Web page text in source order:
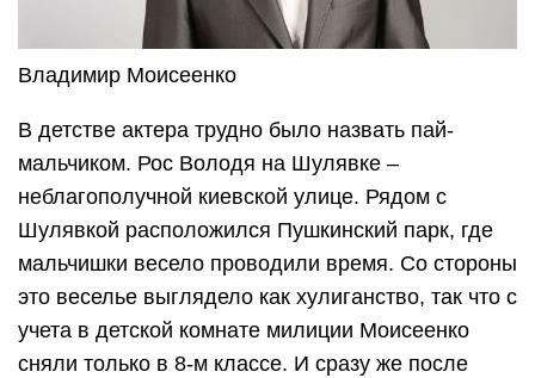
Владимир Моисеенко
В детстве актера трудно было назвать пай-
мальчиком. Рос Володя на Шулявке –
неблагополучной киевской улице. Рядом с
Шулявкой расположился Пушкинский парк, где
мальчишки весело проводили время. Со стороны
это веселье выглядело как хулиганство, так что с
учета в детской комнате милиции Моисеенко
сняли только в 8-м классе. И сразу же после